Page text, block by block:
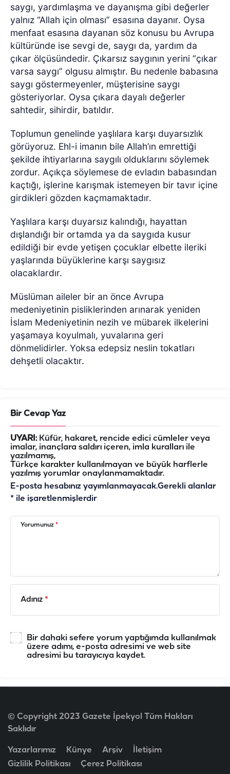
saygı, yardımlaşma ve dayanışma gibi değerler
yalnız “Allah için olması” esasına dayanır. Oysa
menfaat esasına dayanan söz konusu bu Avrupa
kültüründe ise sevgi de, saygı da, yardım da
çıkar ölçüsündedir. Çıkarsız saygının yerini “çıkar
varsa saygı” olgusu almıştır. Bu nedenle babasına
saygı göstermeyenler, müşterisine saygı
gösteriyorlar. Oysa çıkara dayalı değerler
sahtedir, sihirdir, batıldır.
Toplumun genelinde yaşlılara karşı duyarsızlık
görüyoruz. Ehl-i imanın bile Allah’ın emrettiği
şekilde ihtiyarlarına saygılı olduklarını söylemek
zordur. Açıkça söylemese de evladın babasından
kaçtığı, işlerine karışmak istemeyen bir tavır içine
girdikleri gözden kaçmamaktadır.
Yaşlılara karşı duyarsız kalındığı, hayattan
dışlandığı bir ortamda ya da saygıda kusur
edildiği bir evde yetişen çocuklar elbette ileriki
yaşlarında büyüklerine karşı saygısız
olacaklardır.
Müslüman aileler bir an önce Avrupa
medeniyetinin pisliklerinden arınarak yeniden
İslam Medeniyetinin nezih ve mübarek ilkelerini
yaşamaya koyulmalı, yuvalarına geri
dönmelidirler. Yoksa edepsiz neslin tokatları
dehşetli olacaktır.
Bir Cevap Yaz
UYARI:Küfür, hakaret, rencide edici cümleler veya
imalar, inançlara saldırı içeren, imla kuralları ile
yazılmamış,
Türkçe karakter kullanılmayan ve büyük harflerle
yazılmış yorumlar onaylanmamaktadır.
E-posta hesabınız yayımlanmayacak.Gerekli alanlar
* ile işaretlenmişlerdir
Yorumunuz *
Adınız *
Bir dahaki sefere yorum yaptığımda kullanılmak
üzere adımı, e-posta adresimi ve web site
adresimi bu tarayıcıya kaydet.
© Copyright 2023 Gazete İpekyol Tüm Hakları
Saklıdır
Yazarlarımız Künye Arşiv
İletişim
Gizlilik Politikası
Çerez Politikası